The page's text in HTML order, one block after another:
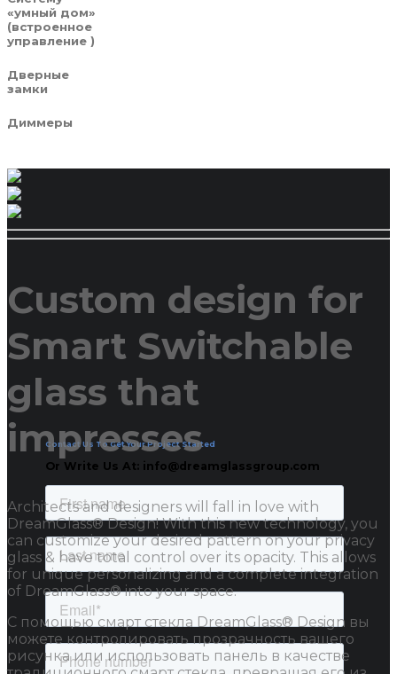
Contact Us To Get Your Project Started
Or Write Us At: info@dreamglassgroup.com
«умный дом»
(встроенное
управление )
Дверные
замки
Диммеры
Custom design for
Smart Switchable
glass that
impresses
Architects and designers will fall in love with
DreamGlass® Design! With this new technology, you
can customize your desired pattern on your privacy
glass & have total control over its opacity. This allows
for unique personalizing and a complete integration
of DreamGlass® into your space.
С помощью смарт стекла DreamGlass® Design вы
можете контролировать прозрачность вашего
рисунка или использовать панель в качестве